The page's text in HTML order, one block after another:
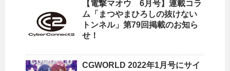
【電撃マオウ 6月号】連載コラ
ム「まつやまひろしの抜けない
トンネル」第79回掲載のお知ら
せ！
CGWORLD 2022年1月号にサイ